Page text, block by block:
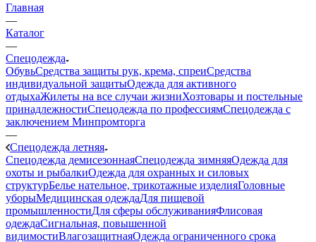
Главная
—
Каталог
—
Спецодежда
ОбувьСредства защиты рук, крема, спреиСредства
индивидуальной защитыОдежда для активного
отдыхаЖилеты на все случаи жизниХозтовары и постельные
принадлежностиСпецодежда по профессиямСпецодежда с
заключением Минпромторга
—
Спецодежда летняя
Спецодежда демисезоннаяСпецодежда зимняяОдежда для
охоты и рыбалкиОдежда для охранных и силовых
структурБелье нательное, трикотажные изделияГоловные
уборыМедицинская одеждаДля пищевой
промышленностиДля сферы обслуживанияФлисовая
одеждаСигнальная, повышенной
видимостиВлагозащитнаяОдежда ограниченного срока